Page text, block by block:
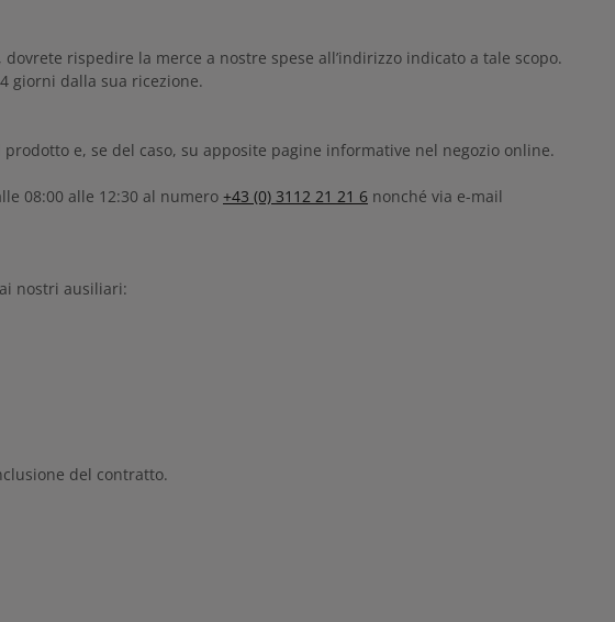
rispedire la merce a nostre spese all’indirizzo indicato a tale scopo.
giorni dalla sua ricezione.
e, se del caso, su apposite pagine informative nel negozio online.
08:00 alle 12:30 al numero +43 (0) 3112 21 21 6 nonché via e-mail
nostri ausiliari:
del contratto.